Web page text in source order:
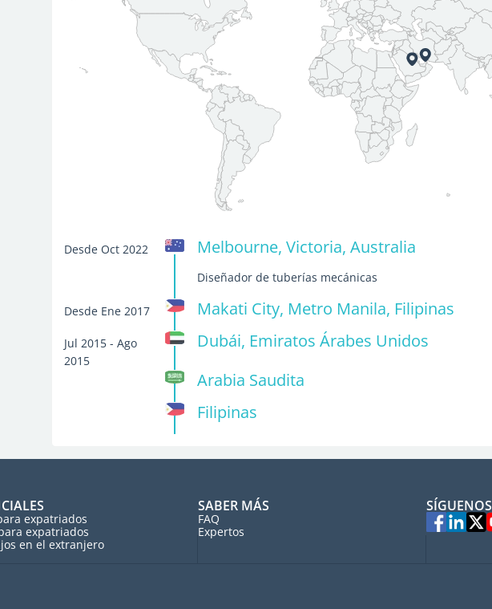
Desde Oct 2022 Melbourne, Victoria, Australia
Diseñador de tuberías mecánicas
Desde Ene 2017 Makati City, Metro Manila, Filipinas
Jul 2015 - Ago
2015
Dubái, Emiratos Árabes Unidos
Arabia Saudita
Filipinas
expatriados
expatriados
en el extranjero
SABER MÁS
FAQ
Expertos
SÍGUENOS